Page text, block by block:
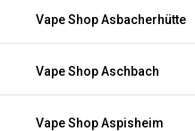
Vape Shop Asbacherhütte
Vape Shop Aschbach
Vape Shop Aspisheim